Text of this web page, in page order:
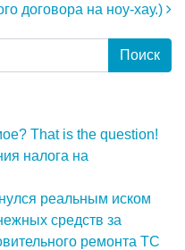
договора на ноу-хау.)
That is the question!
налога на
реальным иском
средств за
ремонта ТС